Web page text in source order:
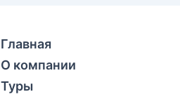
Главная
О компании
Туры